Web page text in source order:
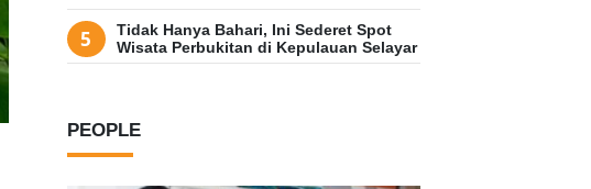
Tidak Hanya Bahari, Ini Sederet Spot
Wisata Perbukitan di Kepulauan Selayar
PEOPLE